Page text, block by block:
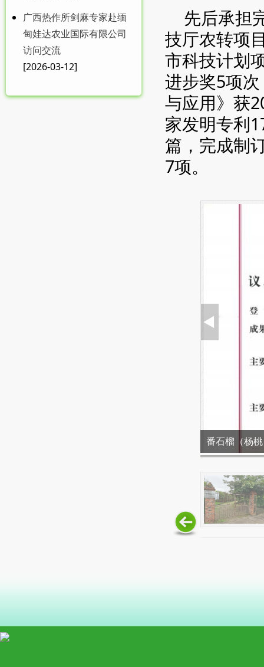
广西热作所剑麻专家赴缅
甸娃达农业国际有限公司
访问交流
[2026-03-12]
先后承担
技厅农转项
市科技计划
进步奖5项
与应用》获
家发明专利
篇，完成制
7项。
番石榴（杨